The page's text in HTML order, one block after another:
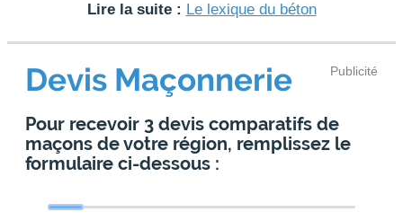
Lire la suite : Le lexique du béton
Publicité
Devis Maçonnerie
Pour recevoir 3 devis comparatifs de
maçons de votre région, remplissez le
formulaire ci-dessous :